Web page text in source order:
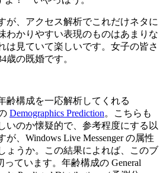
が、アクセス解析でこれだけネタに
わかりやすい表現のものはあまりな
は見ていて楽しいです。女子の皆さ
歳の既婚です。
齢構成を一応解析してくれる
Demographics Prediction。こちらも
いのか懐疑的で、参考程度にする以
が、Windows Live Messenger の属性
ょうか。この結果によれば、このブ
っています。年齢構成の General